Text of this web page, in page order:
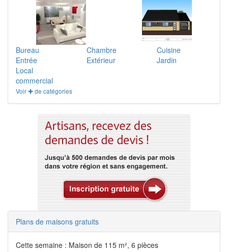
Bureau Chambre
Cuisine
Entrée
Extérieur
Jardin
Local
commercial
Voir ✚ de catégories
Plans de maisons gratuits
Cette semaine : Maison de 115 m², 6 pièces